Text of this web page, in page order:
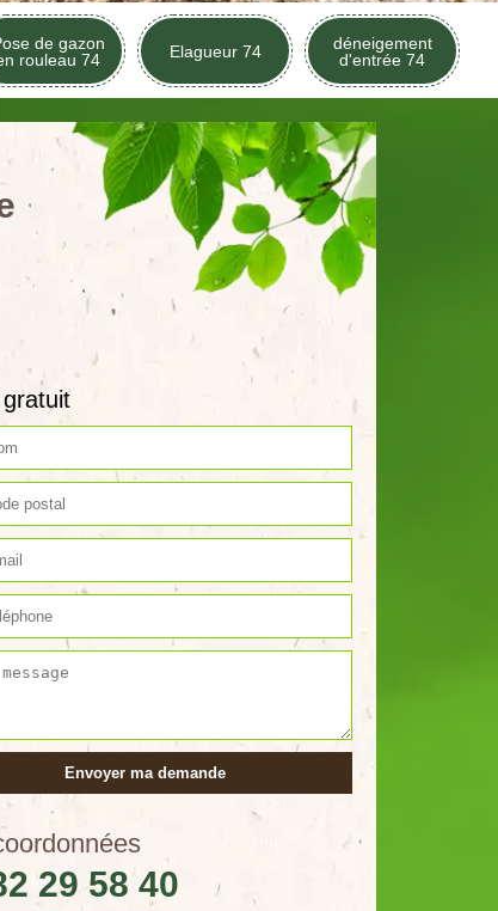
de gazon
rouleau 74
Elagueur 74
déneigement
d'entrée 74
29 58 40